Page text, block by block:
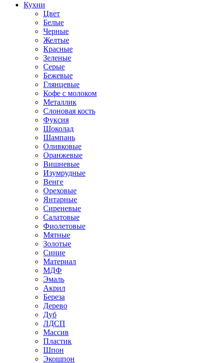
Кухни
Цвет
Белые
Черные
Желтые
Красные
Зеленые
Серые
Бежевые
Глянцевые
Кофе с молоком
Металлик
Слоновая кость
Фуксия
Шоколад
Шампань
Оливковые
Оранжевые
Вишневые
Изумрудные
Венге
Ореховые
Янтарные
Сиреневые
Салатовые
Фиолетовые
Мятные
Золотые
Синие
Материал
МДФ
Эмаль
Акрил
Береза
Дерево
Дуб
ЛДСП
Массив
Пластик
Шпон
Экошпон